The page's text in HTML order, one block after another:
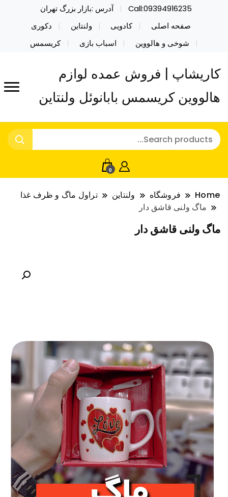
Call:09394916235
آدرس :بازار بزرگ تهران
صفحه اصلی
کادویی ولنتاین
دکوری
شوخی و هالووین
اسباب بازی کریسمس
کاریشاپ | فروش عمده لوازم
هالووین کریسمس بابانوئل ولنتاین
0
Home فروشگاه ولنتاین
تراول ماگ و ظرف غذا
ماگ ولنی قاشق دار
ماگ ولنی قاشق دار